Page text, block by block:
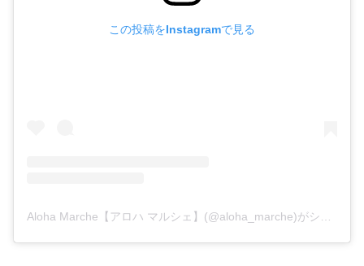
この投稿をInstagramで見る